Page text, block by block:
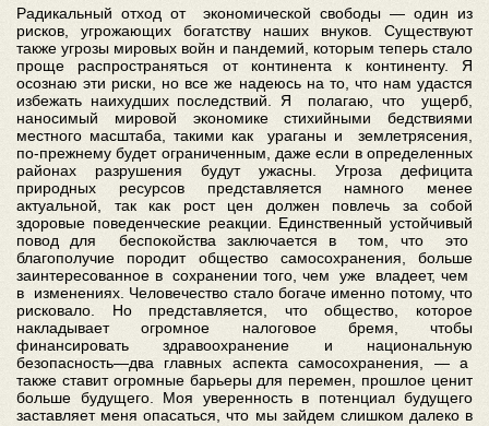
Радикальный отход от экономической свободы — один из
рисков, угрожающих богатству наших внуков. Существуют
также угрозы мировых войн и пандемий, которым теперь стало
проще распространяться от континента к континенту. Я
осознаю эти риски, но все же надеюсь на то, что нам удастся
избежать наихудших последствий. Я полагаю, что ущерб,
наносимый мировой экономике стихийными бедствиями
местного масштаба, такими как ураганы и землетрясения,
по-прежнему будет ограниченным, даже если в определенных
районах разрушения будут ужасны. Угроза дефицита
природных ресурсов представляется намного менее
актуальной, так как рост цен должен повлечь за собой
здоровые поведенческие реакции. Единственный устойчивый
повод для беспокойства заключается в том, что это
благополучие породит общество самосохранения, больше
заинтересованное в сохранении того, чем уже владеет, чем
в изменениях. Человечество стало богаче именно потому, что
рисковало. Но представляется, что общество, которое
накладывает огромное налоговое бремя, чтобы
финансировать здравоохранение и национальную
безопасность—два главных аспекта самосохранения, — а
также ставит огромные барьеры для перемен, прошлое ценит
больше будущего. Моя уверенность в потенциал будущего
заставляет меня опасаться, что мы зайдем слишком далеко в